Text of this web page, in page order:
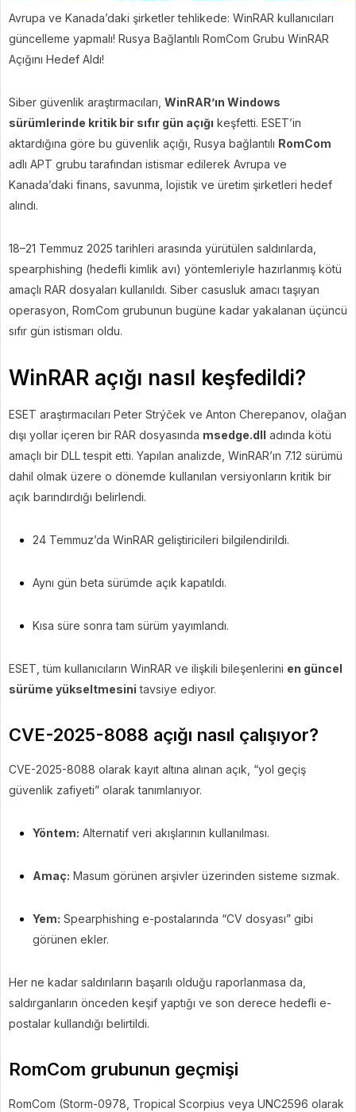
Avrupa ve Kanada’daki şirketler tehlikede: WinRAR kullanıcıları
güncelleme yapmalı! Rusya Bağlantılı RomCom Grubu WinRAR
Açığını Hedef Aldı!
Siber güvenlik araştırmacıları, WinRAR’ın Windows
sürümlerinde kritik bir sıfır gün açığı keşfetti. ESET’in
aktardığına göre bu güvenlik açığı, Rusya bağlantılı RomCom
adlı APT grubu tarafından istismar edilerek Avrupa ve
Kanada’daki finans, savunma, lojistik ve üretim şirketleri hedef
alındı.
18–21 Temmuz 2025 tarihleri arasında yürütülen saldırılarda,
spearphishing (hedefli kimlik avı) yöntemleriyle hazırlanmış kötü
amaçlı RAR dosyaları kullanıldı. Siber casusluk amacı taşıyan
operasyon, RomCom grubunun bugüne kadar yakalanan üçüncü
sıfır gün istismarı oldu.
WinRAR açığı nasıl keşfedildi?
ESET araştırmacıları Peter Strýček ve Anton Cherepanov, olağan
dışı yollar içeren bir RAR dosyasında msedge.dll adında kötü
amaçlı bir DLL tespit etti. Yapılan analizde, WinRAR’ın 7.12 sürümü
dahil olmak üzere o dönemde kullanılan versiyonların kritik bir
açık barındırdığı belirlendi.
24 Temmuz’da WinRAR geliştiricileri bilgilendirildi.
Aynı gün beta sürümde açık kapatıldı.
Kısa süre sonra tam sürüm yayımlandı.
ESET, tüm kullanıcıların WinRAR ve ilişkili bileşenlerini en güncel
sürüme yükseltmesini tavsiye ediyor.
CVE-2025-8088 açığı nasıl çalışıyor?
CVE-2025-8088 olarak kayıt altına alınan açık, “yol geçiş
güvenlik zafiyeti” olarak tanımlanıyor.
Yöntem: Alternatif veri akışlarının kullanılması.
Amaç: Masum görünen arşivler üzerinden sisteme sızmak.
Yem: Spearphishing e-postalarında “CV dosyası” gibi
görünen ekler.
Her ne kadar saldırıların başarılı olduğu raporlanmasa da,
saldırganların önceden keşif yaptığı ve son derece hedefli e-
postalar kullandığı belirtildi.
RomCom grubunun geçmişi
RomCom (Storm-0978, Tropical Scorpius veya UNC2596 olarak